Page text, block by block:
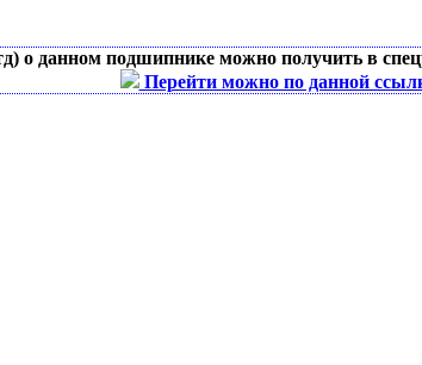
о данном подшипнике можно получить в
Перейти можно по данной